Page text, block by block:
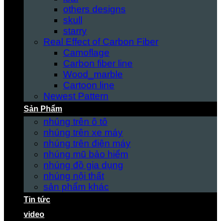
others designs
skull
starry
Real Effect of Carbon Fiber
Camoflage
Carbon fiber line
Wood_marble
Cartoon line
Newest Pattern
Sản Phẩm
nhúng trên ô tô
nhúng trên xe máy
nhúng trên điện máy
nhúng mũ bảo hiểm
nhúng đồ gia dụng
nhúng nội thất
sản phẩm khác
Tin tức
video